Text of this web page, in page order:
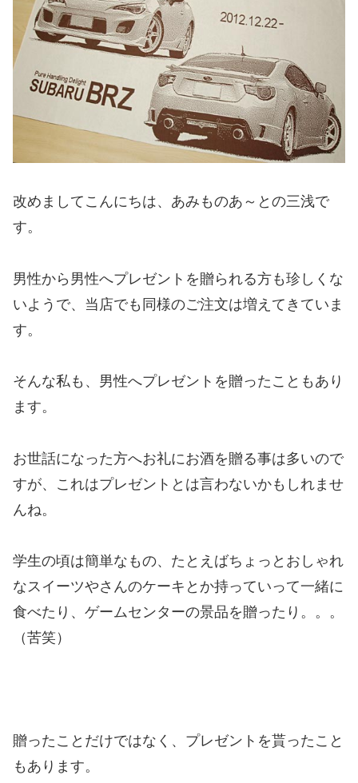
改めましてこんにちは、あみものあ～との三浅で
す。
男性から男性へプレゼントを贈られる方も珍しくな
いようで、当店でも同様のご注文は増えてきていま
す。
そんな私も、男性へプレゼントを贈ったこともあり
ます。
お世話になった方へお礼にお酒を贈る事は多いので
すが、これはプレゼントとは言わないかもしれませ
んね。
学生の頃は簡単なもの、たとえばちょっとおしゃれ
なスイーツやさんのケーキとか持っていって一緒に
食べたり、ゲームセンターの景品を贈ったり。。。
（苦笑）
贈ったことだけではなく、プレゼントを貰ったこと
もあります。